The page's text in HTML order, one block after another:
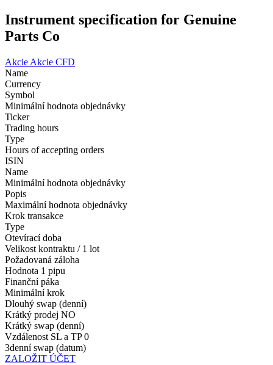
Instrument specification for Genuine
Parts Co
Akcie Akcie CFD
Name
Currency
Symbol
Minimální hodnota objednávky
Ticker
Trading hours
Type
Hours of accepting orders
ISIN
Name
Minimální hodnota objednávky
Popis
Maximální hodnota objednávky
Krok transakce
Type
Otevírací doba
Velikost kontraktu / 1 lot
Požadovaná záloha
Hodnota 1 pipu
Finanční páka
Minimální krok
Dlouhý swap (denní)
Krátký prodej NO
Krátký swap (denní)
Vzdálenost SL a TP 0
3denní swap (datum)
ZALOŽIT ÚČET